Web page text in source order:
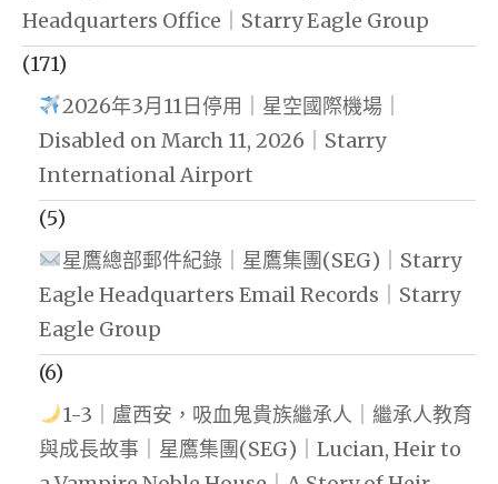
Headquarters Office｜Starry Eagle Group
(171)
2026年3月11日停用｜星空國際機場｜
Disabled on March 11, 2026｜Starry
International Airport
(5)
星鷹總部郵件紀錄｜星鷹集團(SEG)｜Starry
Eagle Headquarters Email Records｜Starry
Eagle Group
(6)
1-3｜盧西安，吸血鬼貴族繼承人｜繼承人教育
與成長故事｜星鷹集團(SEG)｜Lucian, Heir to